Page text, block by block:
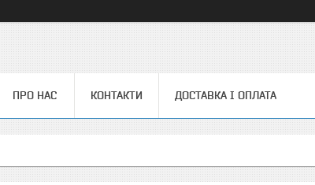
ПРО НАС КОНТАКТИ ДОСТАВКА І ОПЛАТА